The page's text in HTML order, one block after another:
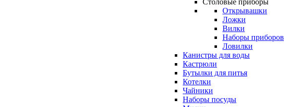
Столовые приборы
Открывашки
Ложки
Вилки
Наборы приборов
Ловилки
Канистры для воды
Кастрюли
Бутылки для питья
Котелки
Чайники
Наборы посуды